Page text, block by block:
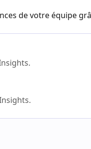
de votre équipe